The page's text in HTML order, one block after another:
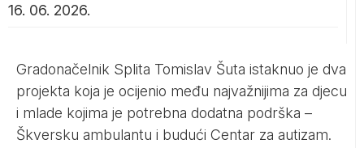
16. 06. 2026.
Gradonačelnik Splita Tomislav Šuta istaknuo je dva
projekta koja je ocijenio među najvažnijima za djecu
i mlade kojima je potrebna dodatna podrška –
Škversku ambulantu i budući Centar za autizam.